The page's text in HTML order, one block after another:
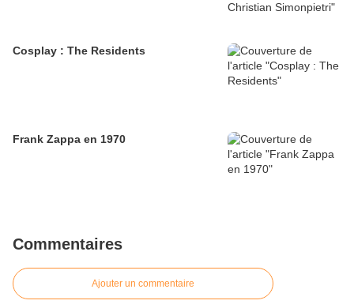
Cosplay : The Residents
Frank Zappa en 1970
Commentaires
Ajouter un commentaire